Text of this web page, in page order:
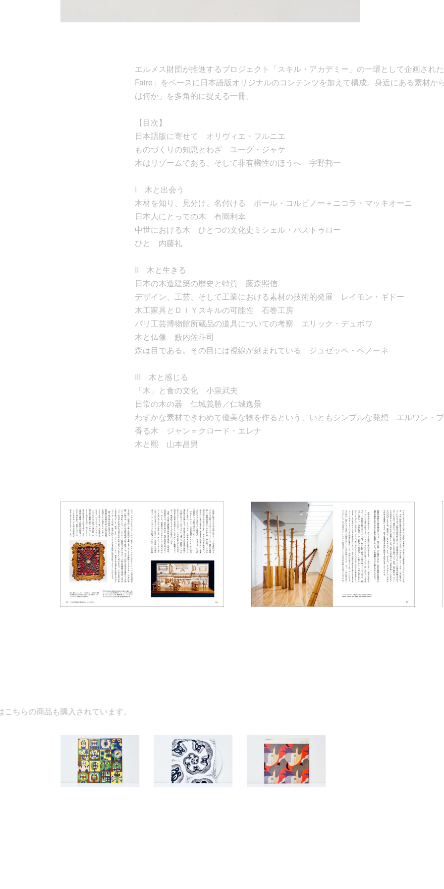
エルメス財団が推進するプロジェクト「スキル・アカデミー」の一環として企画され
Faire」をベースに日本語版オリジナルのコンテンツを加えて構成。身近にある素材か
は何か」を多角的に捉える一冊。
【目次】
日本語版に寄せて オリヴィエ・フルニエ
ものづくりの知恵とわざ ユーグ・ジャケ
木はリゾームである、そして非有機性のほうへ 宇野邦一
I 木と出会う
木材を知り、見分け、名付ける ポール・コルビノー＋ニコラ・マッキオーニ
日本人にとっての木 有岡利幸
中世における木 ひとつの文化史ミシェル・パストゥロー
ひと 内藤礼
II 木と生きる
日本の木造建築の歴史と特質 藤森照信
デザイン、工芸、そして工業における素材の技術的発展 レイモン・ギドー
木工家具とＤＩＹスキルの可能性 石巻工房
パリ工芸博物館所蔵品の道具についての考察 エリック・デュボワ
木と仏像 藪内佐斗司
森は目である。その目には視線が刻まれている ジュゼッペ・ペノーネ
III 木と感じる
「木」と食の文化 小泉武夫
日常の木の器 仁城義勝／仁城逸景
わずかな素材できわめて優美な物を作るという、いともシンプルな発想 エルワン・
香る木 ジャン＝クロード・エレナ
木と熙 山本昌男
れています。